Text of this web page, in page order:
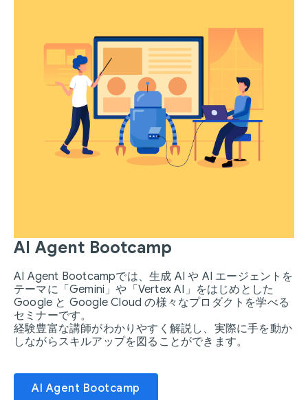
AI Agent Bootcamp
AI Agent Bootcampでは、生成 AI や AI エージェントを
テーマに「Gemini」や「Vertex AI」をはじめとした
Google と Google Cloud の様々なプロダクトを学べる
セミナーです。
経験豊富な講師がわかりやすく解説し、実際に手を動か
しながらスキルアップを図ることができます。
AI Agent Bootcamp